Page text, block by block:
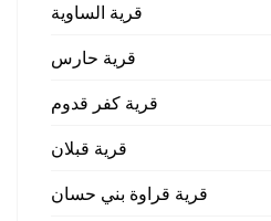
قرية الساوية
قرية حارس
قرية كفر قدوم
قرية قبلان
قرية قراوة بني حسان